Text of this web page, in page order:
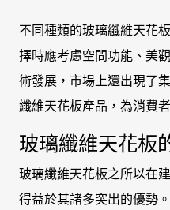
不同種類的玻璃纖維天花
擇時應考慮空間功能、美
術發展，市場上還出現了
纖維天花板產品，為消費
玻璃纖維天花板
玻璃纖維天花板之所以在
得益於其諸多突出的優勢